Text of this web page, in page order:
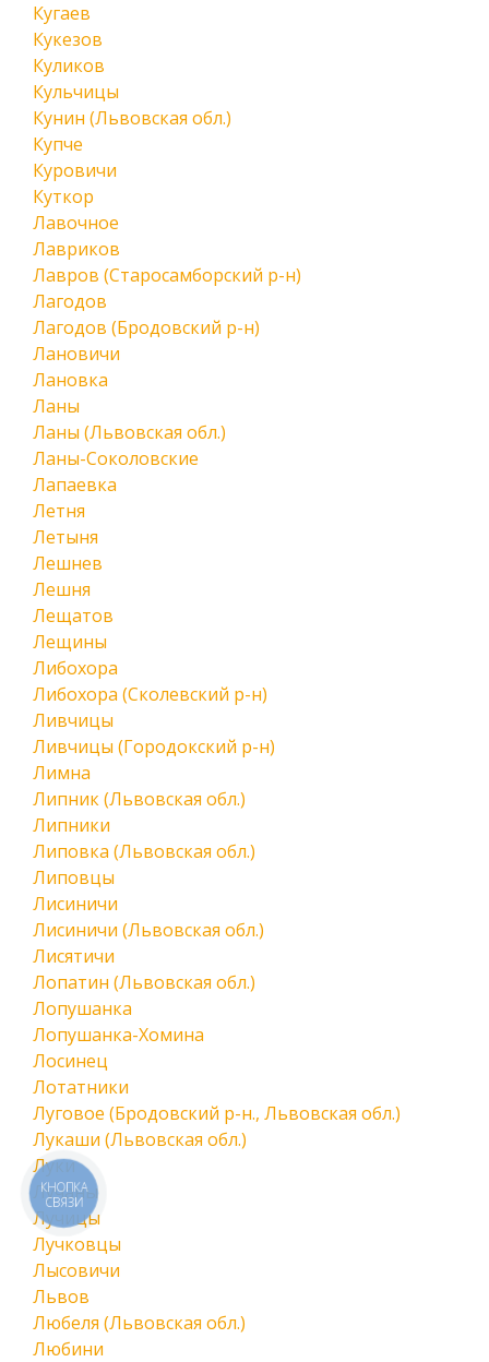
Кугаев
Кукезов
Куликов
Кульчицы
Кунин (Львовская обл.)
Купче
Куровичи
Куткор
Лавочное
Лавриков
Лавров (Старосамборский р-н)
Лагодов
Лагодов (Бродовский р-н)
Лановичи
Лановка
Ланы
Ланы (Львовская обл.)
Ланы-Соколовские
Лапаевка
Летня
Летыня
Лешнев
Лешня
Лещатов
Лещины
Либохора
Либохора (Сколевский р-н)
Ливчицы
Ливчицы (Городокский р-н)
Лимна
Липник (Львовская обл.)
Липники
Липовка (Львовская обл.)
Липовцы
Лисиничи
Лисиничи (Львовская обл.)
Лисятичи
Лопатин (Львовская обл.)
Лопушанка
Лопушанка-Хомина
Лосинец
Лотатники
Луговое (Бродовский р-н., Львовская обл.)
Лукаши (Львовская обл.)
Луки
Лучаны
Лучицы
Лучковцы
Лысовичи
Львов
Любеля (Львовская обл.)
Любини
КНОПКА
СВЯЗИ